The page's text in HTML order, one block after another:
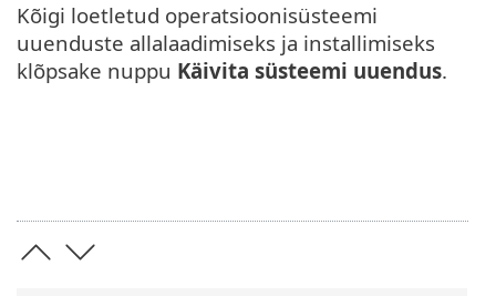
Kõigi loetletud operatsioonisüsteemi
uuenduste allalaadimiseks ja installimiseks
klõpsake nuppu Käivita süsteemi uuendus.